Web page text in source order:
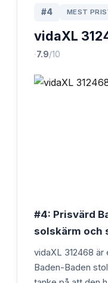
#4 MEST
vidaXL
·7.9/10
#4: Prisvärd
solskärm och
vidaXL 312468
Baden-Baden